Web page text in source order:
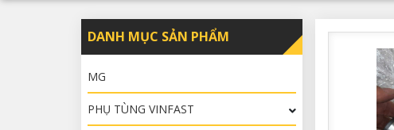
DANH MỤC SẢN PHẨM
MG
PHỤ TÙNG VINFAST